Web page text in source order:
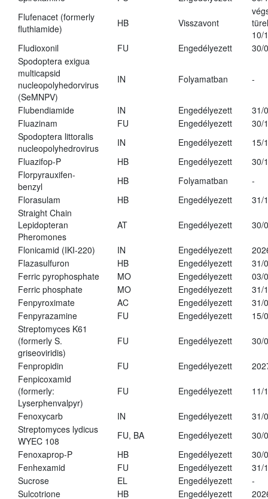
Flufenacet (formerly
fluthiamide)
HB Visszavont
10/
Fludioxonil
FU Engedélyezett
30/
Spodoptera exigua
multicapsid
nucleopolyhedorvirus
(SeMNPV)
IN Folyamatban -
Flubendiamide IN Engedélyezett
31/
Fluazinam
FU Engedélyezett
30/
Spodoptera littoralis
nucleopolyhedrovirus
IN Engedélyezett
15/
Fluazifop-P
HB Engedélyezett
30/
Florpyrauxifen-
benzyl
HB Folyamatban
-
Florasulam
HB Engedélyezett
31/
Straight Chain
Lepidopteran
Pheromones
AT Engedélyezett 30/
Flonicamid (IKI-220) IN Engedélyezett
Flazasulfuron
HB Engedélyezett
31/
Ferric pyrophosphate
MO Engedélyezett
03/
Ferric phosphate
MO Engedélyezett
31/
Fenpyroximate
AC Engedélyezett
31/
Fenpyrazamine
FU Engedélyezett
15/
Streptomyces K61
(formerly S.
griseoviridis)
FU Engedélyezett 30/
Fenpropidin FU Engedélyezett
Fenpicoxamid
(formerly:
Lyserphenvalpyr)
FU Engedélyezett 11/
Fenoxycarb IN Engedélyezett
31/
Streptomyces lydicus
WYEC 108
FU, BA Engedélyezett
30/
Fenoxaprop-P
HB Engedélyezett
30/
Fenhexamid
FU Engedélyezett
31/
Sucrose
EL Engedélyezett
-
Sulcotrione
HB Engedélyezett